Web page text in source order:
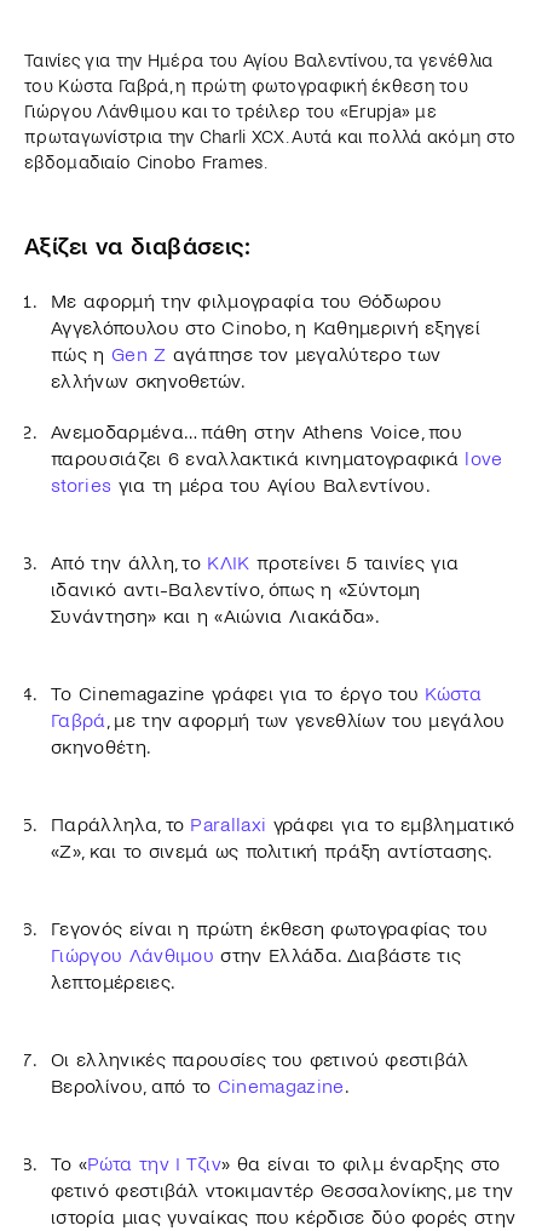
Ταινίες για την Ημέρα του Αγίου Βαλεντίνου, τα γενέθλια
του Κώστα Γαβρά, η πρώτη φωτογραφική έκθεση του
Γιώργου Λάνθιμου και το τρέιλερ του «Erupja» με
πρωταγωνίστρια την Charli XCX. Αυτά και πολλά ακόμη στο
εβδομαδιαίο Cinobo Frames.
Αξίζει να διαβάσεις:
Με αφορμή την φιλμογραφία του Θόδωρου
Αγγελόπουλου στο Cinobo, η Καθημερινή εξηγεί
πώς η Gen Z αγάπησε τον μεγαλύτερο των
ελλήνων σκηνοθετών.
Ανεμοδαρμένα… πάθη στην Athens Voice, που
παρουσιάζει 6 εναλλακτικά κινηματογραφικά love
stories για τη μέρα του Αγίου Βαλεντίνου.
Από την άλλη, το ΚΛΙΚ προτείνει 5 ταινίες για
ιδανικό αντι-Βαλεντίνο, όπως η «Σύντομη
Συνάντηση» και η «Αιώνια Λιακάδα».
Το Cinemagazine γράφει για το έργο του Κώστα
Γαβρά , με την αφορμή των γενεθλίων του μεγάλου
σκηνοθέτη.
Παράλληλα, το Parallaxi γράφει για το εμβληματικό
«Ζ», και το σινεμά ως πολιτική πράξη αντίστασης.
Γεγονός είναι η πρώτη έκθεση φωτογραφίας του
Γιώργου Λάνθιμου στην Ελλάδα. Διαβάστε τις
λεπτομέρειες.
Οι ελληνικές παρουσίες του φετινού φεστιβάλ
Βερολίνου, από το Cinemagazine.
Το «Ρώτα την Ι Τζιν» θα είναι το φιλμ έναρξης στο
φετινό φεστιβάλ ντοκιμαντέρ Θεσσαλονίκης, με την
ιστορία μιας γυναίκας που κέρδισε δύο φορές στην